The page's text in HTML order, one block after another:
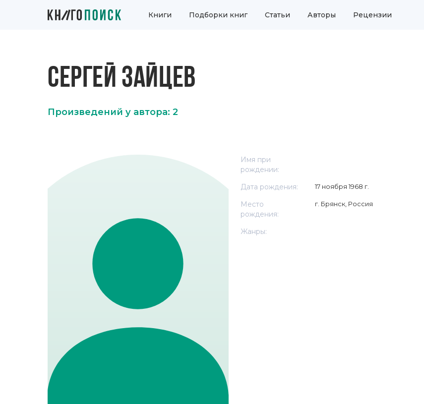
Книги Подборки книг Статьи Авторы Рецензии
СЕРГЕЙ ЗАЙЦЕВ
Произведений у автора: 2
Имя при
рождении:
Дата рождения:
17 ноября 1968 г.
Место
рождения:
г. Брянск, Россия
Жанры: